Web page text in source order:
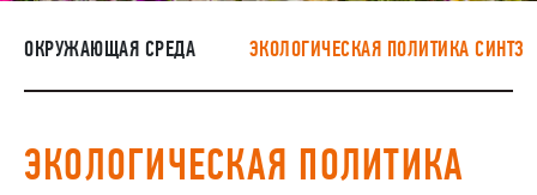
НАШИ ЛЮДИ
ОКРУЖАЮЩАЯ СРЕДА
РАСКРЫТИЕ ИНФОРМАЦИИ
ОКРУЖАЮЩАЯ СРЕДА ЭКОЛОГИЧЕСКАЯ ПОЛИТИКА СИНТЗ
ЭКОЛОГИЧЕСКАЯ ПОЛИТИКА